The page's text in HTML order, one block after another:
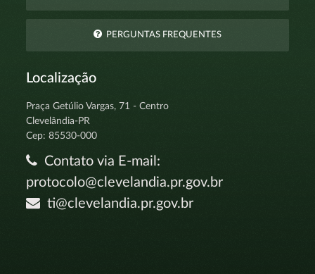
PERGUNTAS FREQUENTES
Localização
Praça Getúlio Vargas, 71 - Centro
Clevelândia-PR
Cep: 85530-000
Contato via E-mail:
protocolo@clevelandia.pr.gov.br
ti@clevelandia.pr.gov.br